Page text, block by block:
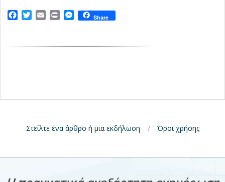
Facebook
TwitterEmailPrintMessenger
Share
Στείλτε ένα άρθρο ή μια εκδήλωση Όροι χρήσης